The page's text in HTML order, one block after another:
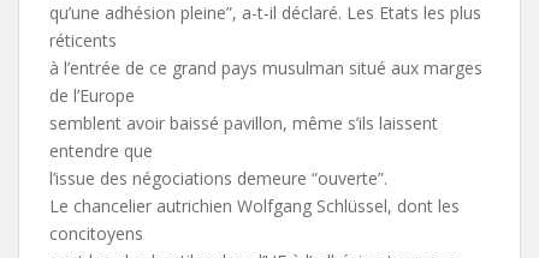
qu’une adhésion pleine”, a-t-il déclaré. Les Etats les plus
réticents
à l’entrée de ce grand pays musulman situé aux marges
de l’Europe
semblent avoir baissé pavillon, même s’ils laissent
entendre que
l’issue des négociations demeure “ouverte”.
Le chancelier autrichien Wolfgang Schlüssel, dont les
concitoyens